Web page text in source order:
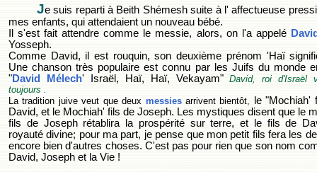
Je suis repartià Beith Shémesh suite à l' affectueuse
mes enfants, qui attendaient un nouveau bébé.
Il s'est fait attendre comme le messie, alors, on l'a appelé
Yosseph.
Comme David, il est rouquin, son deuxième prénom 'Haï
Une chanson très populaire est connu par les Juifs du monde
"David Mélech' Israël, Haï, Haï, Vekayam"David, roi d'Israël
toujours .
La tradition juive veut que deux messiesarrivent bientôt,
le "Mochiah'
David, et le Mochiah' fils de Joseph. Les mystiques disent que le
fils de Joseph rétablira la prospérité sur terre, et le fils de
royauté divine; pour ma part, je pense que mon petit fils fera les
encore bien d'autres choses. C'est pas pour rien que son nom
David, Joseph et la Vie !